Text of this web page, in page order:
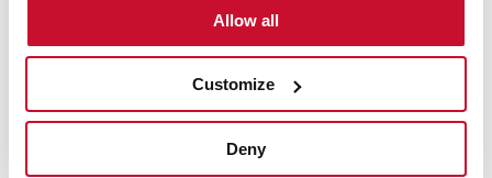
Allow all
Customize
Deny
Etichetă de energie
Fișa produsului UE